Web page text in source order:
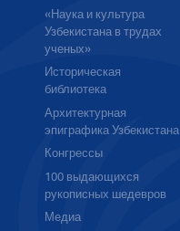
«Наука и культура
Узбекистана в трудах
ученых»
Историческая
библиотека
Архитектурная
эпиграфика Узбекистана
Конгрессы
100 выдающихся
рукописных шедевров
Медиа